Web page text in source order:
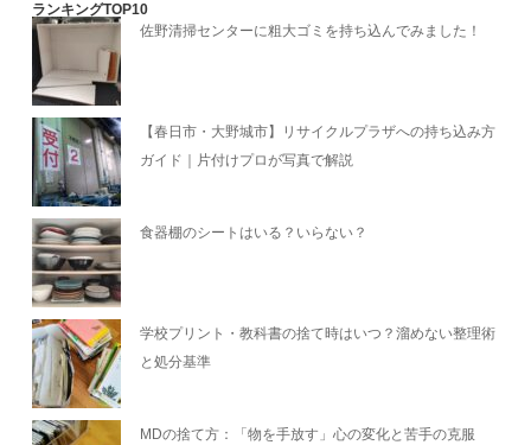
ランキングTOP10
佐野清掃センターに粗大ゴミを持ち込んでみました！
【春日市・大野城市】リサイクルプラザへの持ち込み方
ガイド｜片付けプロが写真で解説
食器棚のシートはいる？いらない？
学校プリント・教科書の捨て時はいつ？溜めない整理術
と処分基準
MDの捨て方：「物を手放す」心の変化と苦手の克服